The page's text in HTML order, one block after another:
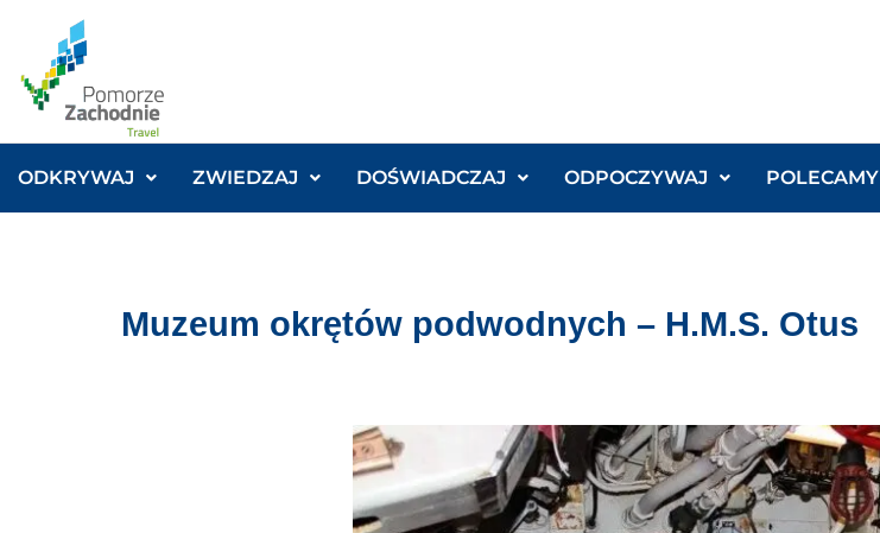
ODKRYWAJ ZWIEDZAJ DOŚWIADCZAJ ODPOCZYWAJ POLECAMY
Muzeum okrętów podwodnych – H.M.S. Otus